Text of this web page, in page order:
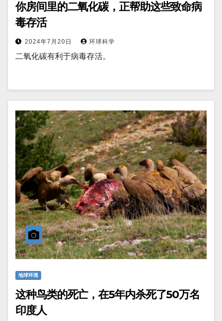
你房间里的二氧化碳，正帮助这些致命病
毒存活
2024年7月20日 环球科学
二氧化碳有利于病毒存活。
地球环境
这种鸟类的死亡，在5年内杀死了50万名
印度人